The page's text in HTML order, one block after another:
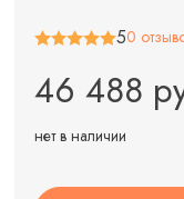
50
46 488
нет в наличии